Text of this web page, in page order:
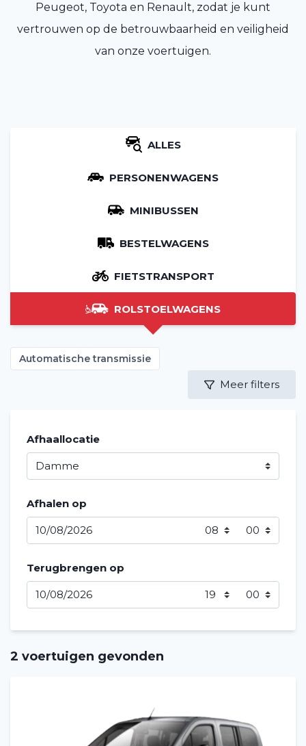
Peugeot, Toyota en Renault, zodat je kunt
vertrouwen op de betrouwbaarheid en veiligheid
van onze voertuigen.
ALLES
PERSONENWAGENS
MINIBUSSEN
BESTELWAGENS
FIETSTRANSPORT
ROLSTOELWAGENS
Automatische transmissie
Meer filters
Afhaallocatie
Afhalen op
Terugbrengen op
2 voertuigen gevonden